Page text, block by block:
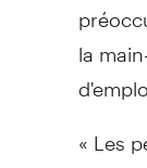
la
« Les